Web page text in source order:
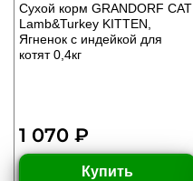
Сухой корм GRANDORF CAT
Lamb&Turkey KITTEN,
Ягненок с индейкой для
котят 0,4кг
1 070 ₽
Купить